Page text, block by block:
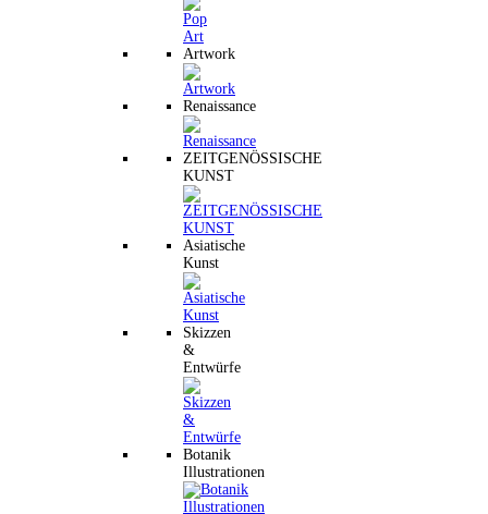
Artwork
Renaissance
ZEITGENÖSSISCHE
KUNST
Asiatische
Kunst
Skizzen
&
Entwürfe
Botanik
Illustrationen